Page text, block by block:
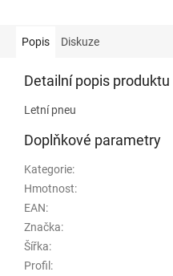
Popis Diskuze
Detailní popis produktu
Letní pneu
Doplňkové parametry
Kategorie:
Hmotnost:
EAN:
Značka:
Šířka:
Profil :